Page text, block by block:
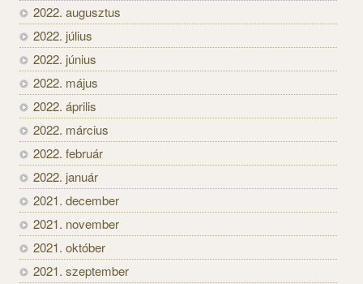
2022. augusztus
2022. július
2022. június
2022. május
2022. április
2022. március
2022. február
2022. január
2021. december
2021. november
2021. október
2021. szeptember